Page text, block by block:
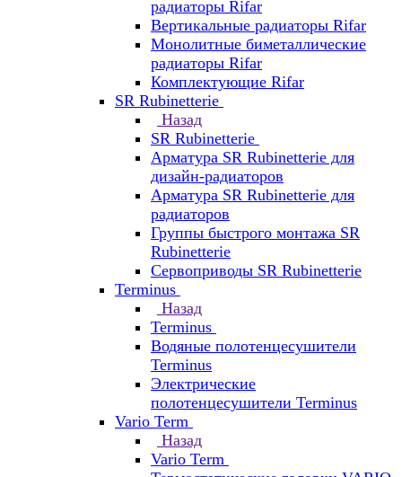
радиаторы Rifar
Вертикальные радиаторы Rifar
Монолитные биметаллические
радиаторы Rifar
Комплектующие Rifar
SR Rubinetterie
Назад
SR Rubinetterie
Арматура SR Rubinetterie для
дизайн-радиаторов
Арматура SR Rubinetterie для
радиаторов
Группы быстрого монтажа SR
Rubinetterie
Сервоприводы SR Rubinetterie
Terminus
Назад
Terminus
Водяные полотенцесушители
Terminus
Электрические
полотенцесушители Terminus
Vario Term
Назад
Vario Term